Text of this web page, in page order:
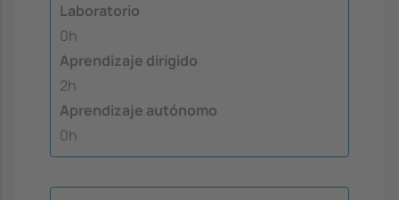
Laboratorio
0h
Aprendizaje dirigido
2h
Aprendizaje autónomo
0h